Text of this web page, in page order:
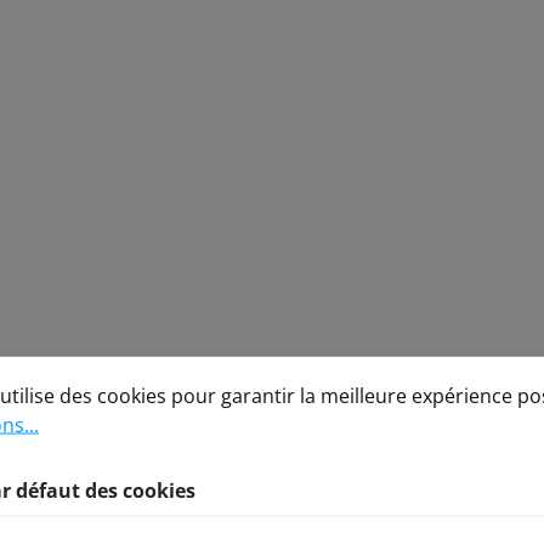
des cookies
des cookies pour garantir la meilleure expérience
des cookies pour garantir la meilleure expérience
défaut des cookies